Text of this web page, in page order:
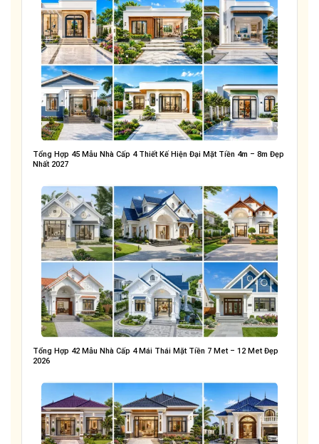
Tổng Hợp 45 Mẫu Nhà Cấp 4 Thiết Kế Hiện Đại Mặt Tiền 4m – 8m Đẹp
Nhất 2027
Tổng Hợp 42 Mẫu Nhà Cấp 4 Mái Thái Mặt Tiền 7 Met – 12 Met Đẹp
2026